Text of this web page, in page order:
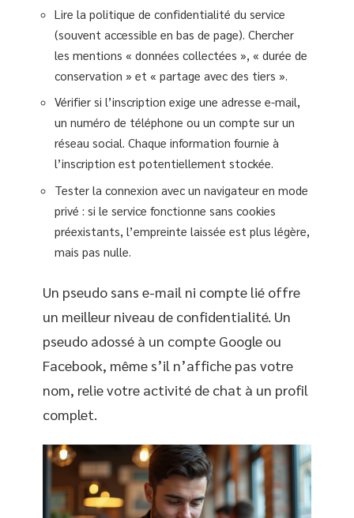
Lire la politique de confidentialité du service
(souvent accessible en bas de page). Chercher
les mentions « données collectées », « durée de
conservation » et « partage avec des tiers ».
Vérifier si l’inscription exige une adresse e-mail,
un numéro de téléphone ou un compte sur un
réseau social. Chaque information fournie à
l’inscription est potentiellement stockée.
Tester la connexion avec un navigateur en mode
privé : si le service fonctionne sans cookies
préexistants, l’empreinte laissée est plus légère,
mais pas nulle.
Un pseudo sans e-mail ni compte lié offre
un meilleur niveau de confidentialité. Un
pseudo adossé à un compte Google ou
Facebook, même s’il n’affiche pas votre
nom, relie votre activité de chat à un profil
complet.